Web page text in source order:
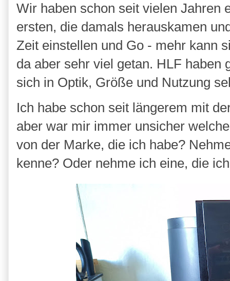
Wir haben schon seit vielen Jahren
ersten, die damals herauskamen
Zeit einstellen und Go - mehr kann
da aber sehr viel getan. HLF haben
sich in Optik, Größe und Nutzung
Ich habe schon seit längerem mit
aber war mir immer unsicher
von der Marke, die ich habe?
kenne? Oder nehme ich eine, die